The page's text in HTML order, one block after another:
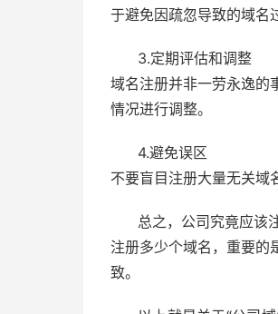
于避免因疏忽导致的域名
3.定期评估和调整
域名注册并非一劳永逸的
情况进行调整。
4.避免误区
不要盲目注册大量无关域
总之，公司究竟应该
注册多少个域名，重要的
致。